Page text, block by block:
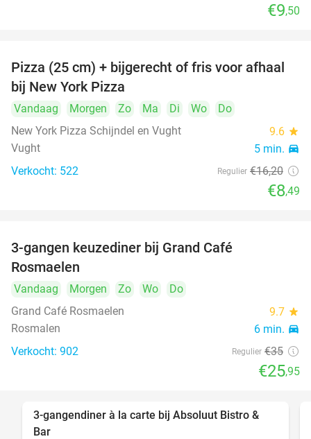
€9,50
48%
Pizza (25 cm) + bijgerecht of fris voor afhaal
bij New York Pizza
Vandaag Morgen Zo Ma Di Wo
Do
New York Pizza Schijndel en Vught
9.6 star
Vught 5 min. directions_car
Verkocht: 522 Regulier €16,20
€8,49
3-gangen keuzediner bij Grand Café
Rosmaelen
Vandaag Morgen Zo Wo
Do
Grand Café Rosmaelen
9.7 star
Rosmalen 6 min. directions_car
Verkocht: 902 Regulier €35
€25,95
37%
3-gangendiner à la carte bij Absoluut Bistro &
Bar